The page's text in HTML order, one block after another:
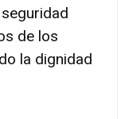
de los
la dignidad